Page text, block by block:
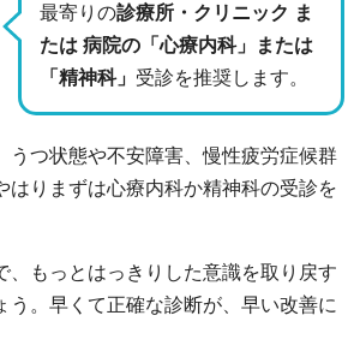
最寄りの診療所・クリニック ま
たは 病院の「心療内科」または
「精神科」 受診を推奨します。
うつ状態や不安障害、慢性疲労症候群
はりまずは心療内科か精神科の受診を
、もっとはっきりした意識を取り戻す
う。早くて正確な診断が、早い改善に